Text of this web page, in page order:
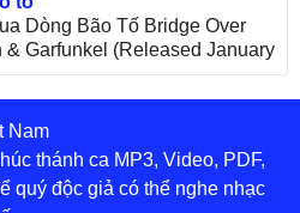
Dòng Bão Tố Bridge Over
& Garfunkel (Released January
Vũ Đức Nghiêm Trình Bày:
ơn
Nam
thánh ca MP3, Video, PDF,
quý độc giả có thể nghe nhạc